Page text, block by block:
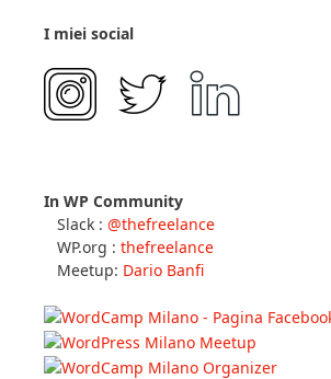
I miei social
In WP Community
Slack : @thefreelance
WP.org : thefreelance
Meetup: Dario Banfi